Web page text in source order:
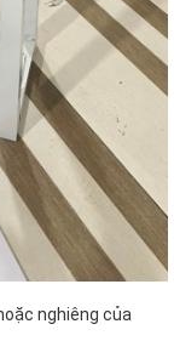
nghiêng của